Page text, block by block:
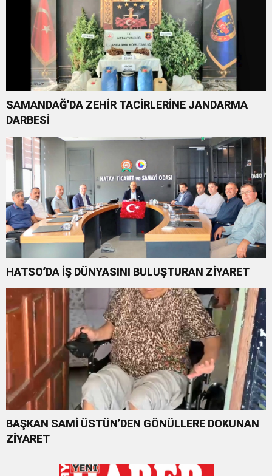
SAMANDAĞ’DA ZEHİR TACİRLERİNE JANDARMA
DARBESİ
HATSO’DA İŞ DÜNYASINI BULUŞTURAN ZİYARET
BAŞKAN SAMİ ÜSTÜN’DEN GÖNÜLLERE DOKUNAN
ZİYARET